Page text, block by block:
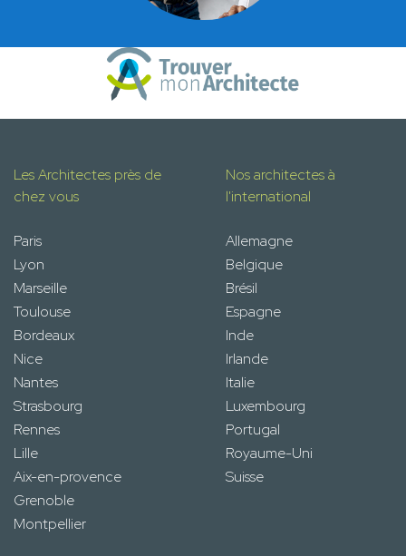
Les Architectes près de
chez vous
Paris
Lyon
Marseille
Toulouse
Bordeaux
Nice
Nantes
Strasbourg
Rennes
Lille
Aix-en-provence
Grenoble
Montpellier
Nos architectes à
l'international
Allemagne
Belgique
Brésil
Espagne
Inde
Irlande
Italie
Luxembourg
Portugal
Royaume-Uni
Suisse